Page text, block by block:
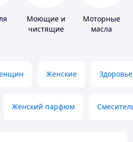
Моющие и
чистящие
Моторные
масла
Женские Здоровье
Женский парфюм